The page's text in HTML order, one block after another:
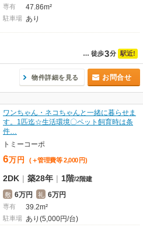
専有 47.86m²
駐車場 あり
… 徒歩3分 駅近!
物件詳細を見る お問合せ
ワンちゃん・ネコちゃんと一緒に暮らせま
す。1匹迄☆生活環境〇ペット飼育時は条
件…
トミーコーポ
6万 円 (＋管理費等 2,000 円)
2DK | 築28年 | 1階/2階建
敷 6万円 礼 6万円
専有 39.2m²
駐車場 あり(5,000円/台)